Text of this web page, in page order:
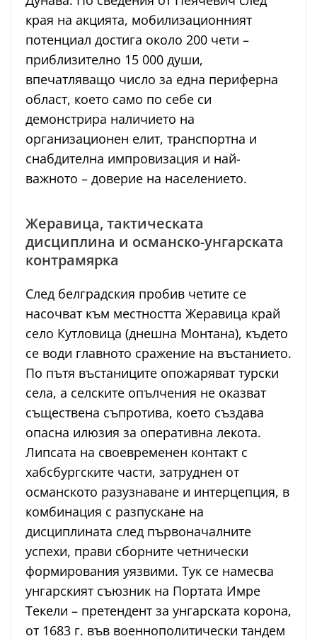
края на акцията, мобилизационният
потенциал достига около 200 чети –
приблизително 15 000 души,
впечатляващо число за една периферна
област, което само по себе си
демонстрира наличието на
организационен елит, транспортна и
снабдителна импровизация и най-
важното – доверие на населението.
Жеравица, тактическата
дисциплина и османско-унгарската
контрамярка
След белградския пробив четите се
насочват към местността Жеравица край
село Кутловица (днешна Монтана), където
се води главното сражение на въстанието.
По пътя въстаниците опожаряват турски
села, а селските опълчения не оказват
съществена съпротива, което създава
опасна илюзия за оперативна лекота.
Липсата на своевременен контакт с
хабсбургските части, затруднен от
османското разузнаване и интерцепция, в
комбинация с разпускане на
дисциплината след първоначалните
успехи, прави сборните четнически
формирования уязвими. Тук се намесва
унгарският съюзник на Портата Имре
Текели – претендент за унгарската корона,
от 1683 г. във военнополитически тандем